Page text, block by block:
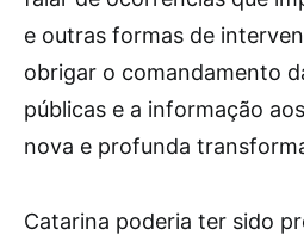
e outras formas de
obrigar o comandamento
públicas e a informação
nova e profunda
Catarina poderia ter sido